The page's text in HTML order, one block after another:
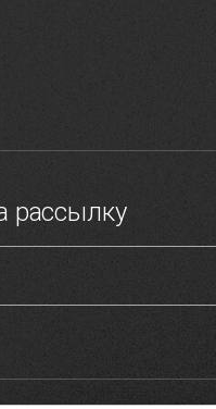
рассылку